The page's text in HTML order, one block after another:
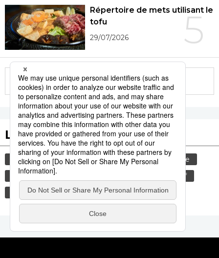
5
Répertoire de mets utilisant le
tofu
29/07/2026
More in this series
Les tags populaires
gastronomie culture histoire
femme
edo
sexe
bœuf
société